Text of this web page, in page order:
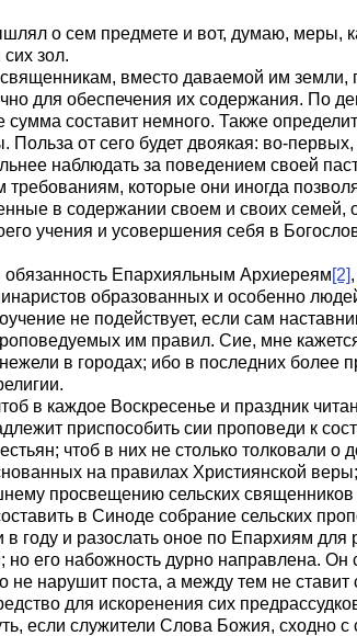
о сем предмете и вот, думаю, меры,
зол.
вместо даваемой им земли,
для обеспечения их содержания. По
сумма составит немного. Также
Польза от сего будет двоякая: во-
наблюдать за поведением своей
которые они иногда
в содержании своем и своих семей,
учения и усовершения себя в
обязанность Епархияльным Архиереям[2]
образованных и особенно
не подействует, если сам
им правил. Сие, мне
в городах; ибо в последних более
в каждое Воскресенье и праздник
приспособить сии проповеди к
чтоб в них не столько толковали о
на правилах Християнской
просвещению сельских священников
в Синоде собрание сельских
в году и разослать оное по Епархиям для
его набожность дурно направлена. Он
не нарушит поста, а между тем не
для искоренения сих
если служители Слова Божия, сходно с